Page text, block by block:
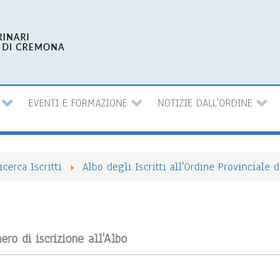
EVENTI E FORMAZIONE NOTIZIE DALL'ORDINE
Iscritti Albo degli Iscritti all'Ordine Provinciale
di iscrizione all'Albo